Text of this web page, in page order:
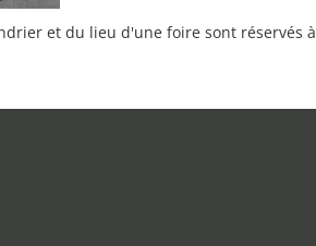
et du lieu d'une foire sont réservés à